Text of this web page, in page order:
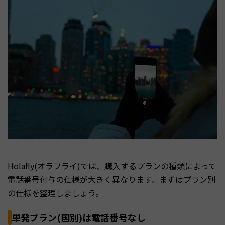
Holafly(オラフライ)では、購入するプランの種類によって
電話番号付与の仕様が大きく異なります。まずはプラン別
の仕様を整理しましょう。
単発プラン(国別)は電話番号なし